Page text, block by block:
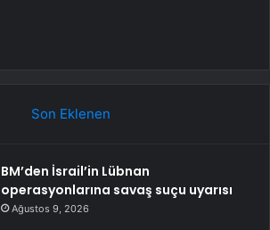
Son Eklenen
BM’den İsrail’in Lübnan
operasyonlarına savaş suçu uyarısı
Ağustos 9, 2026